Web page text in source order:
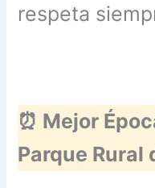
respeta
⏰ Mejor
Parque Rural